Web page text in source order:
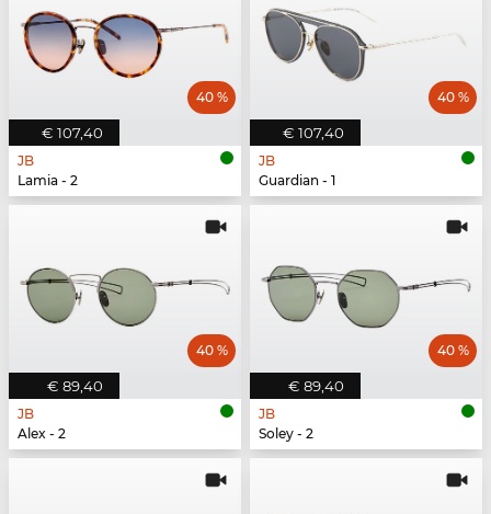
€ 107,40
40 %
JB
Lamia - 2
€ 107,40
40 %
JB
Guardian - 1
€ 89,40
40 %
JB
Alex - 2
€ 89,40
40 %
JB
Soley - 2